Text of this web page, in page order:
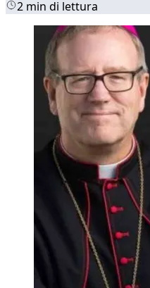
2 min di lettura